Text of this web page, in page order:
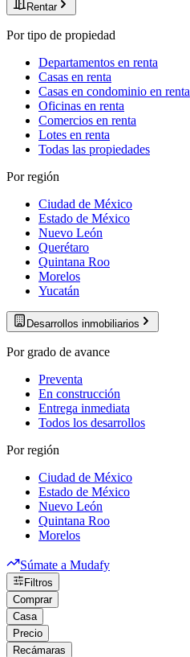
Rentar
Por tipo de propiedad
Departamentos en renta
Casas en renta
Casas en condominio en renta
Oficinas en renta
Comercios en renta
Lotes en renta
Todas las propiedades
Por región
Ciudad de México
Estado de México
Nuevo León
Querétaro
Quintana Roo
Morelos
Yucatán
Desarrollos inmobiliarios
Por grado de avance
Preventa
En construcción
Entrega inmediata
Todos los desarrollos
Por región
Ciudad de México
Estado de México
Nuevo León
Quintana Roo
Morelos
Súmate a Mudafy
Filtros
Comprar
Casa
Precio
Recámaras